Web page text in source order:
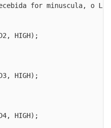
for minuscula, o
HIGH);
HIGH);
HIGH);